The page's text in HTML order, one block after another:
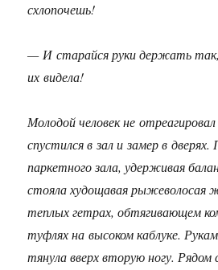
схлопочешь!
— И старайся руки держать
их видела!
Молодой человек не
спустился в зал и замер в дверях.
паркетного зала, удерживая
стояла худощавая рыжеволосая
теплых гетрах, обтягивающем
туфлях на высоком каблуке.
тянула вверх вторую ногу. Рядом